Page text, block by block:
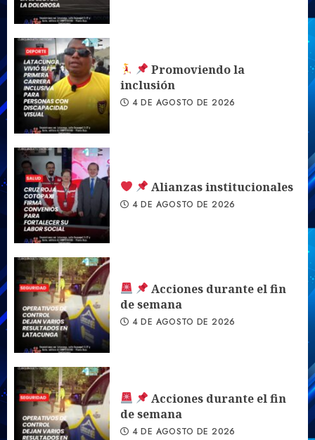
Promoviendo la
inclusión
4 DE AGOSTO DE 2026
Alianzas institucionales
4 DE AGOSTO DE 2026
Acciones durante el fin
de semana
4 DE AGOSTO DE 2026
Acciones durante el fin
de semana
4 DE AGOSTO DE 2026